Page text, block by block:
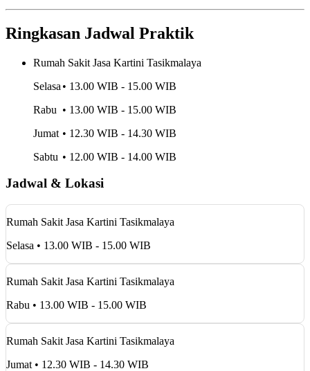
Ringkasan Jadwal Praktik
Rumah Sakit Jasa Kartini Tasikmalaya
Selasa• 13.00 WIB - 15.00 WIB
Rabu • 13.00 WIB - 15.00 WIB
Jumat • 12.30 WIB - 14.30 WIB
Sabtu • 12.00 WIB - 14.00 WIB
Jadwal & Lokasi
Rumah Sakit Jasa Kartini Tasikmalaya
Selasa • 13.00 WIB - 15.00 WIB
Rumah Sakit Jasa Kartini Tasikmalaya
Rabu • 13.00 WIB - 15.00 WIB
Rumah Sakit Jasa Kartini Tasikmalaya
Jumat • 12.30 WIB - 14.30 WIB